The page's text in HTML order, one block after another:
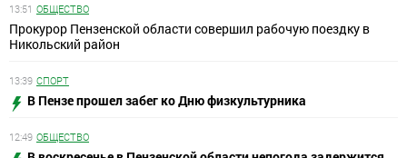
13:51 ОБЩЕСТВО
Прокурор Пензенской области совершил рабочую поездку в
Никольский район
13:39 СПОРТ
В Пензе прошел забег ко Дню физкультурника
12:49 ОБЩЕСТВО